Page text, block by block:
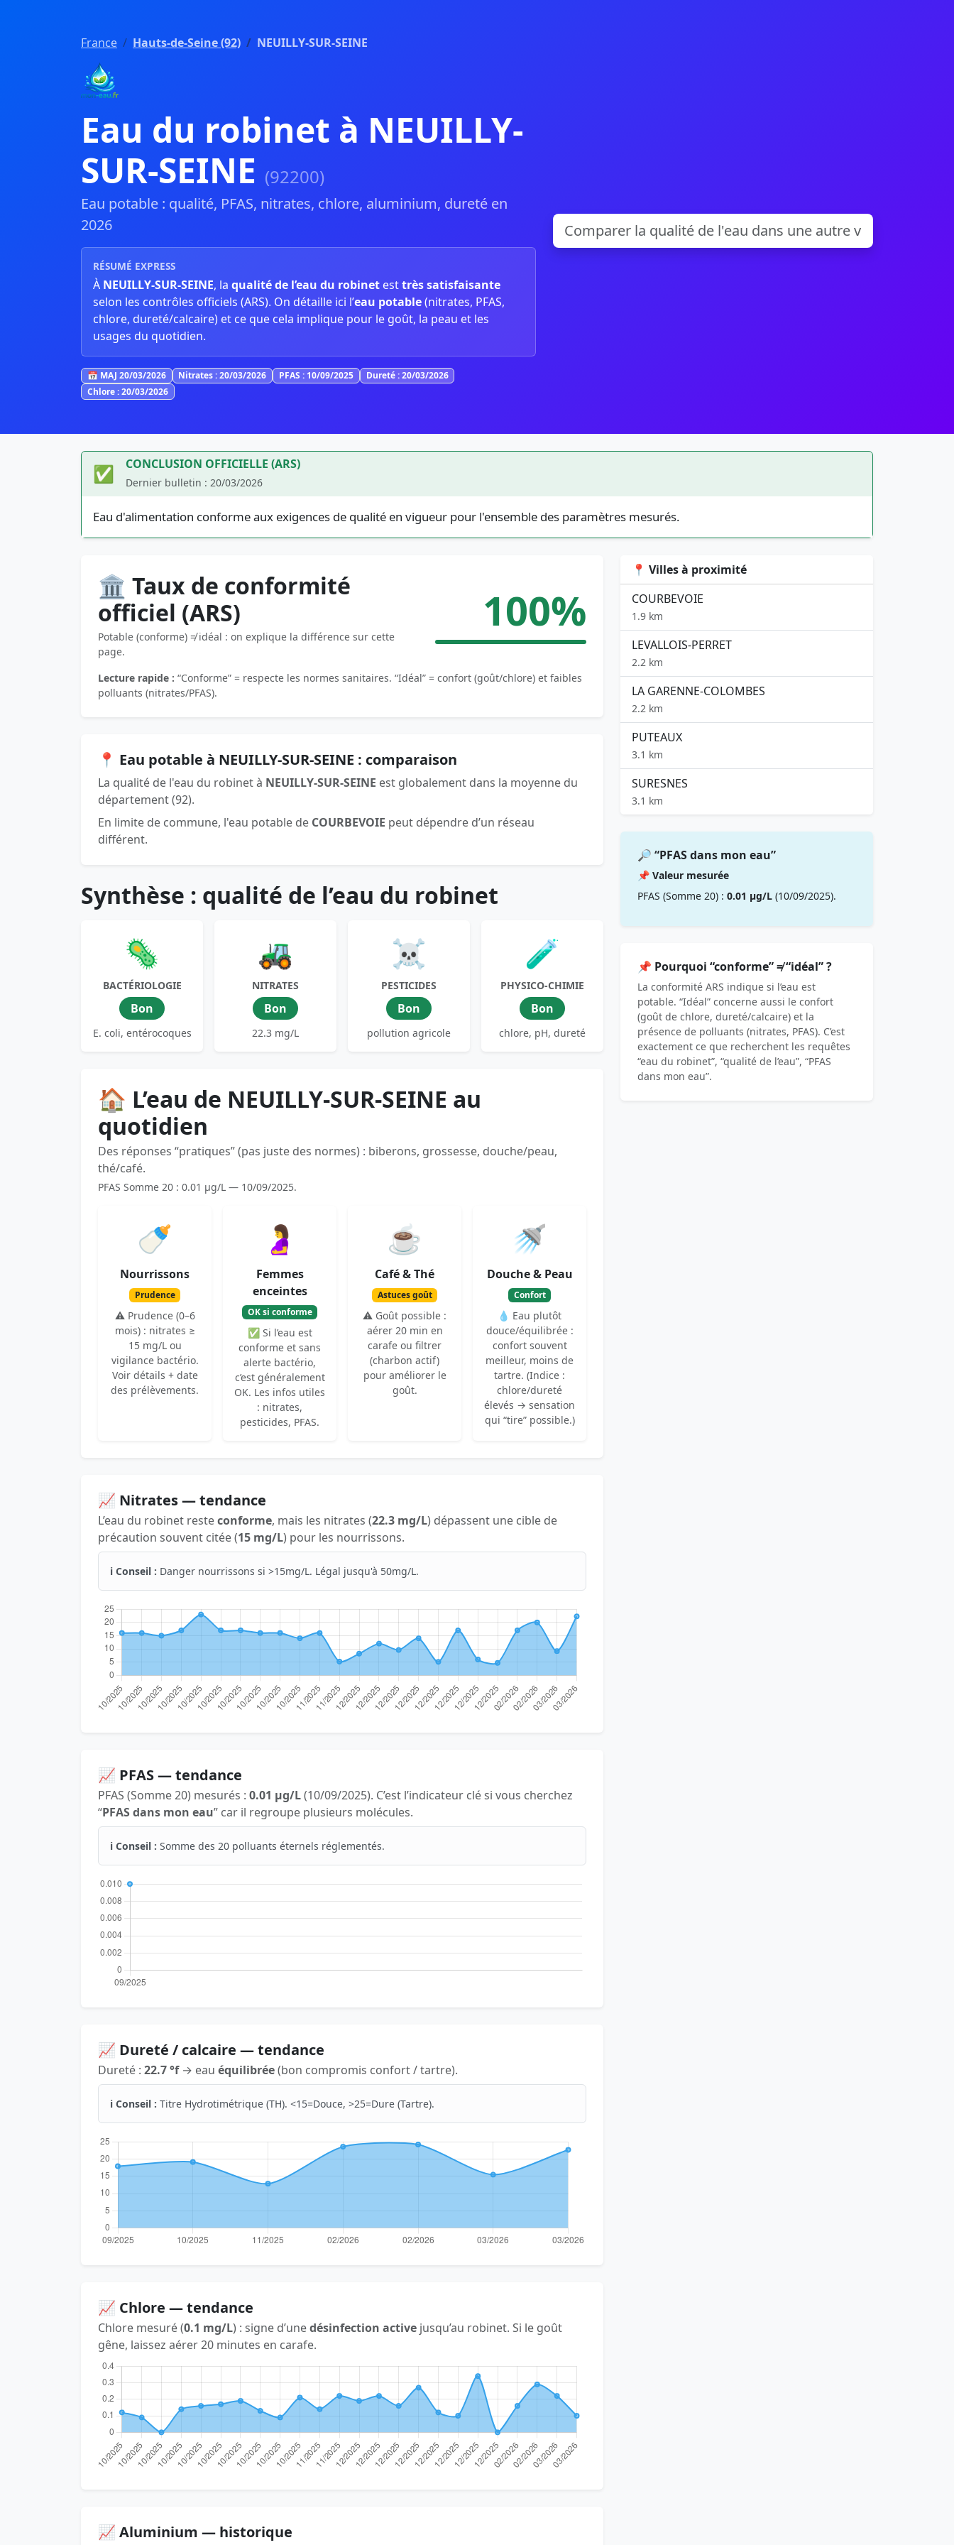
France Hauts-de-Seine (92) NEUILLY-SUR-SEINE
Eau du robinet à NEUILLY-
SUR-SEINE (92200)
Eau potable : qualité, PFAS, nitrates, chlore, aluminium, dureté en
2026
RÉSUMÉ EXPRESS
À NEUILLY-SUR-SEINE, la qualité de l’eau du robinet esttrès satisfaisante
selon les contrôles officiels (ARS). On détaille ici l’eau potable(nitrates, PFAS,
chlore, dureté/calcaire) et ce que cela implique pour le goût, la peau et les
usages du quotidien.
📅 MAJ 20/03/2026 Nitrates : 20/03/2026 PFAS : 10/09/2025
Dureté : 20/03/2026
Chlore : 20/03/2026
✅ CONCLUSION OFFICIELLE (ARS)
Dernier bulletin : 20/03/2026
Eau d'alimentation conforme aux exigences de qualité en vigueur pour l'ensemble des paramètres mesurés.
🏛️ Taux de conformité
officiel (ARS)
Potable (conforme) ≠ idéal : on explique la différence sur cette
page.
100%
Lecture rapide : “Conforme” = respecte les normes sanitaires. “Idéal” = confort (goût/chlore) et faibles
polluants (nitrates/PFAS).
📍 Eau potable à NEUILLY-SUR-SEINE : comparaison
La qualité de l'eau du robinet à NEUILLY-SUR-SEINE est globalement dans la moyenne du
département (92).
En limite de commune, l'eau potable de COURBEVOIE peut dépendre d’un réseau
différent.
Synthèse : qualité de l’eau du robinet
🦠
BACTÉRIOLOGIE
Bon
E. coli, entérocoques
🚜
NITRATES
Bon
22.3 mg/L
☠️
PESTICIDES
Bon
pollution agricole
🧪
PHYSICO-CHIMIE
Bon
chlore, pH, dureté
🏠 L’eau de NEUILLY-SUR-SEINE au
quotidien
Des réponses “pratiques” (pas juste des normes) : biberons, grossesse, douche/peau,
thé/café.
PFAS Somme 20 : 0.01 µg/L — 10/09/2025.
🍼
Nourrissons
Prudence
⚠️ Prudence (0–6
mois) : nitrates ≥
15 mg/L ou
vigilance bactério.
Voir détails + date
des prélèvements.
🤰
Femmes
enceintes
OK si conforme
✅ Si l’eau est
conforme et sans
alerte bactério,
c’est généralement
OK. Les infos utiles
: nitrates,
pesticides, PFAS.
☕
Café & Thé
Astuces goût
⚠️ Goût possible :
aérer 20 min en
carafe ou filtrer
(charbon actif)
pour améliorer le
goût.
🚿
Douche & Peau
Confort
💧 Eau plutôt
douce/équilibrée :
confort souvent
meilleur, moins de
tartre. (Indice :
chlore/dureté
élevés → sensation
qui “tire” possible.)
📈 Nitrates — tendance
L’eau du robinet resteconforme, mais les nitrates (22.3 mg/L) dépassent une cible de
précaution souvent citée (15 mg/L) pour les nourrissons.
ℹ️ Conseil : Danger nourrissons si >15mg/L. Légal jusqu'à 50mg/L.
📈 PFAS — tendance
PFAS (Somme 20) mesurés : 0.01 µg/L(10/09/2025). C’est l’indicateur clé si vous cherchez
“PFAS dans mon eau” car il regroupe plusieurs molécules.
ℹ️ Conseil : Somme des 20 polluants éternels réglementés.
📈 Dureté / calcaire — tendance
Dureté : 22.7 °f→ eau équilibrée(bon compromis confort / tartre).
ℹ️ Conseil : Titre Hydrotimétrique (TH). <15=Douce, >25=Dure (Tartre).
📈 Chlore — tendance
Chlore mesuré (0.1 mg/L) : signe d’unedésinfection active jusqu’au robinet. Si le goût
gêne, laissez aérer 20 minutes en carafe.
📈 Aluminium — historique
📍 Villes à proximité
COURBEVOIE
1.9 km
LEVALLOIS-PERRET
2.2 km
LA GARENNE-COLOMBES
2.2 km
PUTEAUX
3.1 km
SURESNES
3.1 km
🔎 “PFAS dans mon eau”
📌 Valeur mesurée
PFAS (Somme 20) : 0.01 µg/L (10/09/2025).
📌 Pourquoi “conforme” ≠ “idéal” ?
La conformité ARS indique si l’eau est
potable. “Idéal” concerne aussi le confort
(goût de chlore, dureté/calcaire) et la
présence de polluants (nitrates, PFAS). C’est
exactement ce que recherchent les requêtes
“eau du robinet”, “qualité de l’eau”, “PFAS
dans mon eau”.